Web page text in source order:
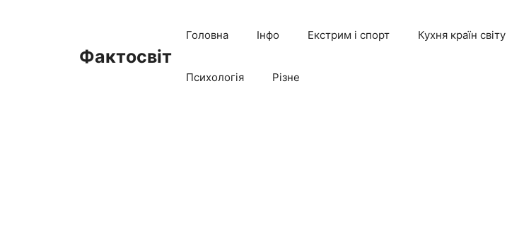
Фактосвіт
Головна Інфо Екстрим і спорт Кухня країн світу
Психологія Різне